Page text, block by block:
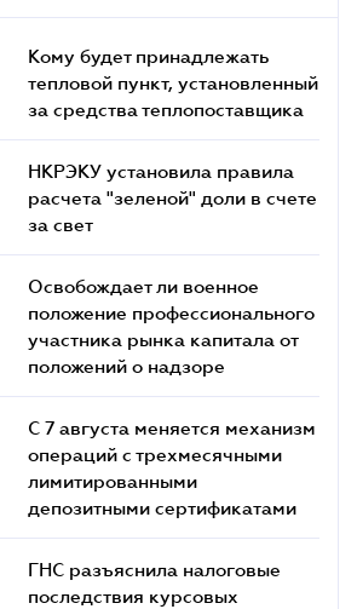
Кому будет принадлежать
тепловой пункт, установленный
за средства теплопоставщика
НКРЭКУ установила правила
расчета "зеленой" доли в счете
за свет
Освобождает ли военное
положение профессионального
участника рынка капитала от
положений о надзоре
С 7 августа меняется механизм
операций с трехмесячными
лимитированными
депозитными сертификатами
ГНС разъяснила налоговые
последствия курсовых